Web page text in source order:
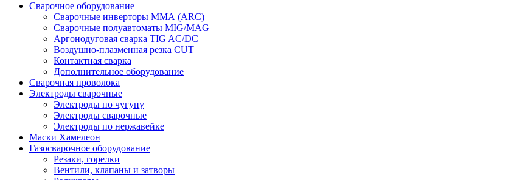
Сварочное оборудование
Сварочные инверторы ММА (ARC)
Сварочные полуавтоматы MIG/MAG
Аргонодуговая сварка TIG AC/DC
Воздушно-плазменная резка CUT
Контактная сварка
Дополнительное оборудование
Сварочная проволока
Электроды сварочные
Электроды по чугуну
Электроды сварочные
Электроды по нержавейке
Маски Хамелеон
Газосварочное оборудование
Резаки, горелки
Вентили, клапаны и затворы